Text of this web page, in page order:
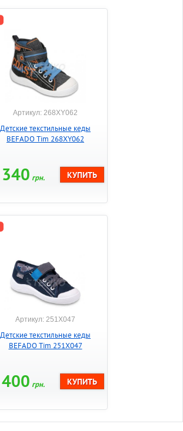
Артикул: 268XY062
Детские текстильные кеды
BEFADO Tim 268XY062
340 грн.
Артикул: 251X047
Детские текстильные кеды
BEFADO Tim 251X047
400 грн.